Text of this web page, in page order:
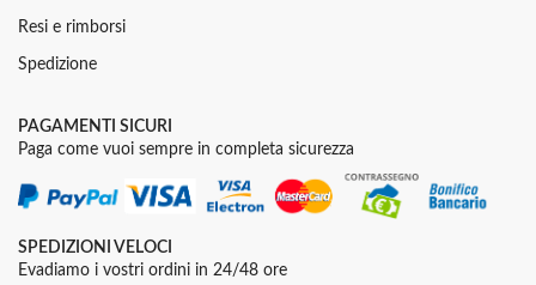
Resi e rimborsi
Spedizione
PAGAMENTI SICURI
Paga come vuoi sempre in completa sicurezza
SPEDIZIONI VELOCI
Evadiamo i vostri ordini in 24/48 ore